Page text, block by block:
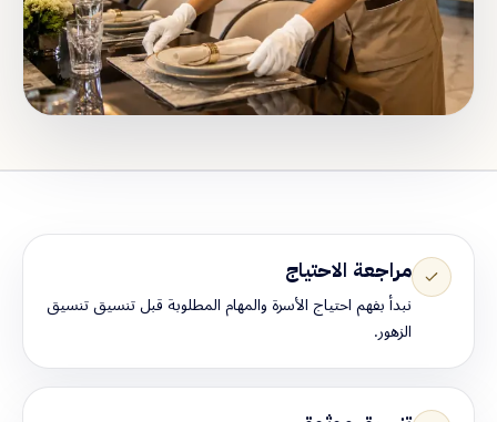
مراجعة الاحتياج
نبدأ بفهم احتياج الأسرة والمهام المطلوبة قبل تنسيق تنسيق
الزهور.